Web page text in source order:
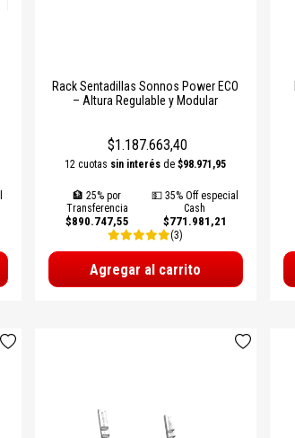
Rack Sentadillas Sonnos Power ECO
– Altura Regulable y Modular
$1.187.663,40
12 cuotas sin interés de$98.971,95
🏦 25% por
Transferencia
$890.747,55
💵 35% Off especial
Cash
$771.981,21
(3)
Agregar al carrito